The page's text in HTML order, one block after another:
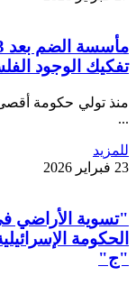
تفكيك الوجود
...
للمزيد
23 فبراير 2026
"تسوية الأراضي
الحكومة
"ج"